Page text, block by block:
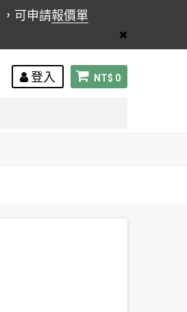
，可申請報價單
NT$ 0
登入